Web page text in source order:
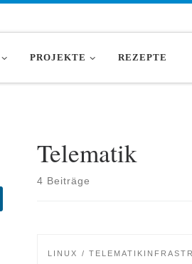
PROJEKTE REZEPTE
Telematik
4 Beiträge
LINUX